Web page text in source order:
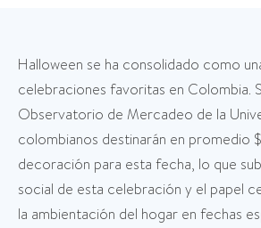
Halloween se ha consolidado como
celebraciones favoritas en Colombia.
Observatorio de Mercadeo de la
colombianos destinarán en promedio
decoración para esta fecha, lo que
social de esta celebración y el papel
la ambientación del hogar en fechas